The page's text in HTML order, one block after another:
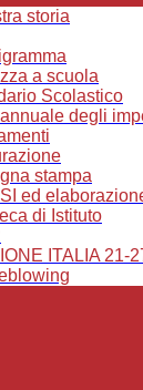
storia
a scuola
Scolastico
degli
stampa
ed
di Istituto
ITALIA 21-